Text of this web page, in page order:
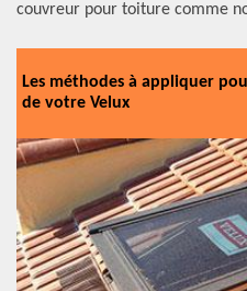
couvreur pour toiture comme
Les méthodes à appliquer
de votre Velux